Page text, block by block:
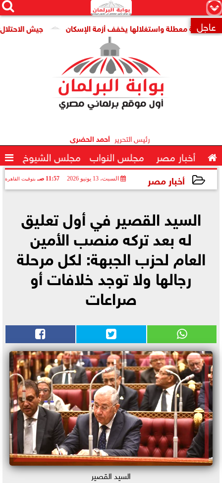
×


 عاجل جيش الاحتلال: مقتل جنديين معطلة واستغلالها يخفف أزمة الإسكان
رئيس التحرير أحمد الحضرى
 أخبار مصر مجلس النواب مجلس الشيوخ 
أخبار مصر السبت، 13 يونيو 2026 11:57 صـ بتوقيت القاهرة
السيد القصير في أول تعليق
له بعد تركه منصب الأمين
العام لحزب الجبهة: لكل مرحلة
رجالها ولا توجد خلافات أو
صراعات
السيد القصير